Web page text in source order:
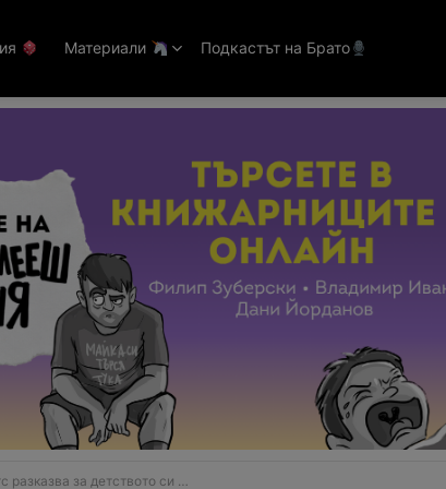
Материали Подкастът на Брато
си и създаването на Microsoft в автобиографията си „Изходен код“